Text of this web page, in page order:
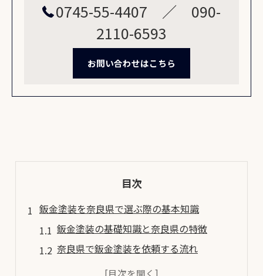
0745-55-4407 ／ 090-
2110-6593
お問い合わせはこちら
目次
鈑金塗装を奈良県で選ぶ際の基本知識
鈑金塗装の基礎知識と奈良県の特徴
奈良県で鈑金塗装を依頼する流れ
鈑金塗装と他修理方法の違いを解説